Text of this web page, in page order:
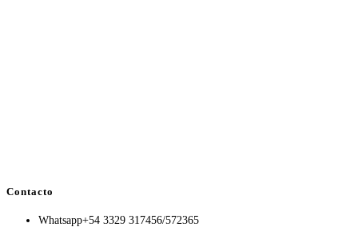
Contacto
Whatsapp+54 3329 317456/572365